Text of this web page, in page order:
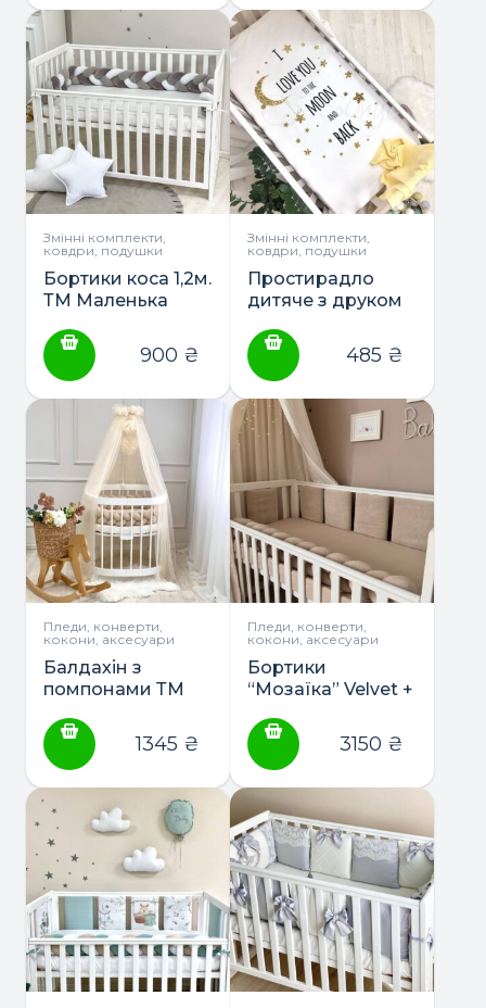
Змінні комплекти,
ковдри, подушки
Бортики коса 1,2м.
ТМ Маленька
900 ₴
Змінні комплекти,
ковдри, подушки
Простирадло
дитяче з друком
Соня
485 ₴
Пледи, конверти,
кокони, аксесуари
Балдахін з
помпонами ТМ
1345 ₴
Пледи, конверти,
кокони, аксесуари
Бортики
“Мозаїка” Velvet +
коса ТМ
Маленька Соня
3150 ₴